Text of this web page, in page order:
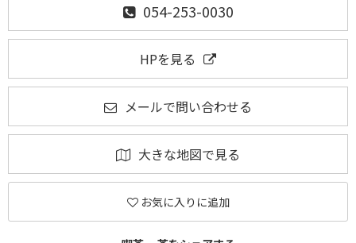
054-253-0030
HPを見る
メールで問い合わせる
大きな地図で見る
お気に入りに追加